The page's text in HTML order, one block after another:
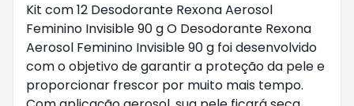
Kit com 12 Desodorante Rexona Aerosol
Feminino Invisible 90 g O Desodorante Rexona
Aerosol Feminino Invisible 90 g foi desenvolvido
com o objetivo de garantir a proteção da pele e
proporcionar frescor por muito mais tempo.